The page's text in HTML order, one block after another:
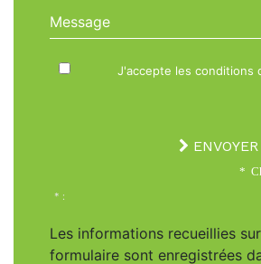
Message
J'accepte les conditions
*
* :
Les informations recueillies
formulaire sont enregistrées